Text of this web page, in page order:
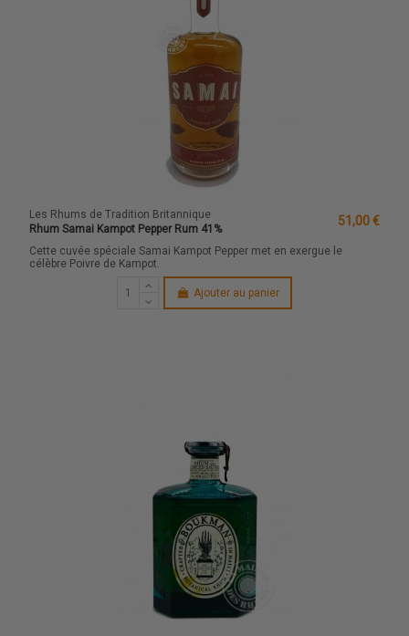
Les Rhums de Tradition Britannique
Rhum Samai Kampot Pepper Rum 41%
51,00 €
Cette cuvée spéciale Samai Kampot Pepper met en exergue le
célèbre Poivre de Kampot.
Ajouter au panier